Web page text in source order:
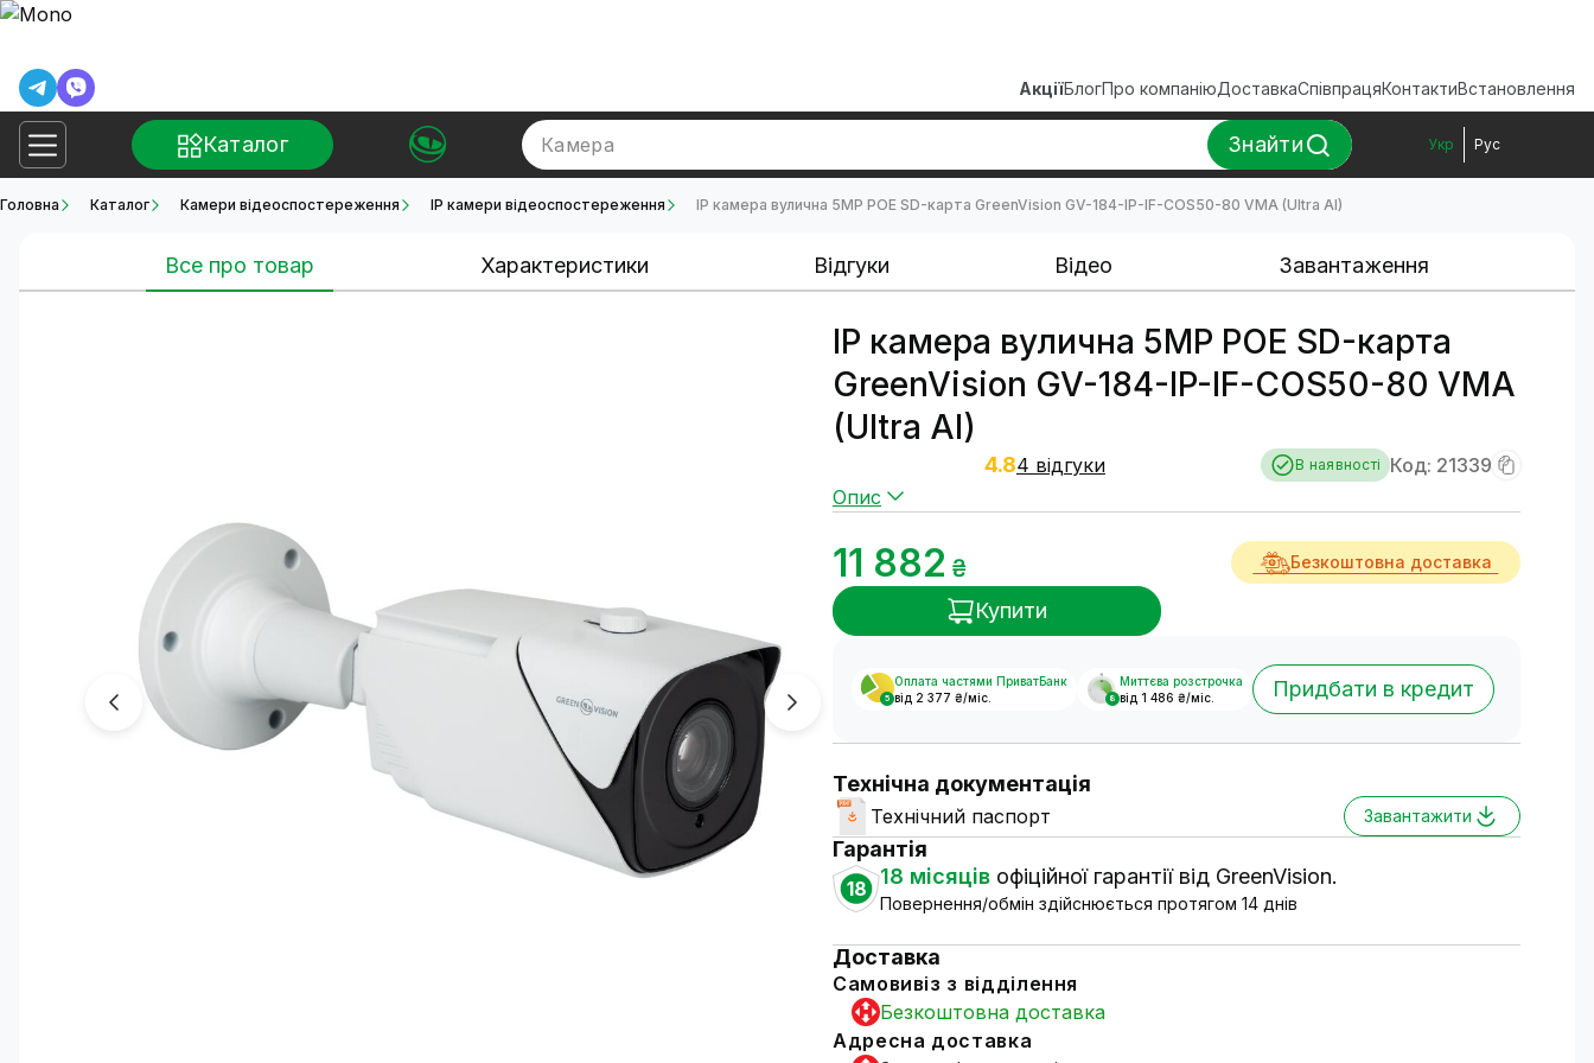
АкціїБлогПро компаніюДоставкаСпівпрацяКонтактиВстановлення
Каталог Камера Знайти Укр Рус
Головна Каталог Камери відеоспостереження IP камери відеоспостереження IP камера вулична 5MP POE SD-карта GreenVision GV-184-IP-IF-COS50-80 VMA (Ultra AI)
Все про товар Характеристики Відгуки Відео Завантаження
IP камера вулична 5MP POE SD-карта
GreenVision GV-184-IP-IF-COS50-80 VMA
(Ultra AI)
4.84 відгуки В наявності
Код: 21339
Опис
11 882 ₴ Безкоштовна доставка
Купити
5
Оплата частями ПриватБанк
від 2 377 ₴/міс.
8
Миттєва розстрочка
від 1 486 ₴/міс.
Придбати в кредит
Технічна документація
Технічний паспорт Завантажити
Гарантія
18 18 місяців офіційної гарантії від GreenVision.
Повернення/обмін здійснюється протягом 14 днів
Доставка
Самовивіз з відділення
Безкоштовна доставка
Адресна доставка